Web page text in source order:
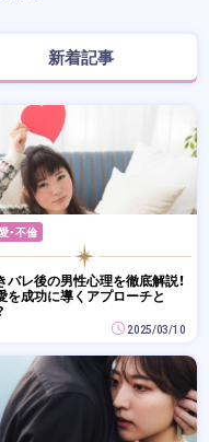
新着記事
・不倫
バレ後の男性心理を徹底解説！
を成功に導くアプローチと
2025/03/10